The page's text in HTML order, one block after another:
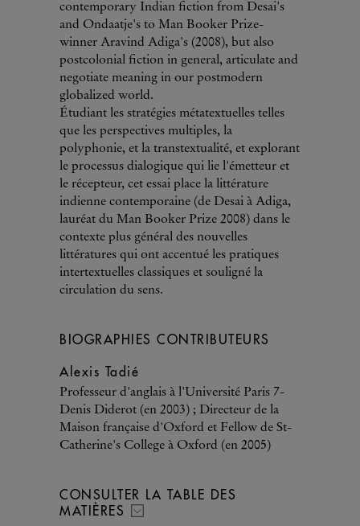
contemporary Indian fiction from Desai's
and Ondaatje's to Man Booker Prize-
winner Aravind Adiga's (2008), but also
postcolonial fiction in general, articulate and
negotiate meaning in our postmodern
globalized world.
Étudiant les stratégies métatextuelles telles
que les perspectives multiples, la
polyphonie, et la transtextualité, et explorant
le processus dialogique qui lie l'émetteur et
le récepteur, cet essai place la littérature
indienne contemporaine (de Desai à Adiga,
lauréat du Man Booker Prize 2008) dans le
contexte plus général des nouvelles
littératures qui ont accentué les pratiques
intertextuelles classiques et souligné la
circulation du sens.
BIOGRAPHIES CONTRIBUTEURS
Alexis Tadié
Professeur d'anglais à l'Université Paris 7-
Denis Diderot (en 2003) ; Directeur de la
Maison française d'Oxford et Fellow de St-
Catherine's College à Oxford (en 2005)
CONSULTER LA TABLE DES
MATIÈRES